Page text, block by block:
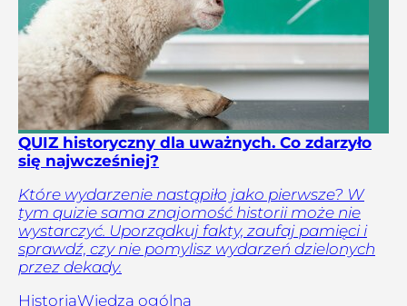
QUIZ historyczny dla uważnych. Co zdarzyło
się najwcześniej?
Które wydarzenie nastąpiło jako pierwsze? W
tym quizie sama znajomość historii może nie
wystarczyć. Uporządkuj fakty, zaufaj pamięci i
sprawdź, czy nie pomylisz wydarzeń dzielonych
przez dekady.
HistoriaWiedza ogólna